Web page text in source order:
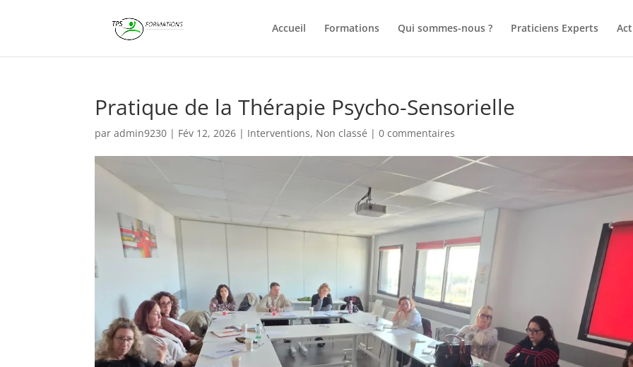
Accueil Formations Qui sommes-nous ? Praticiens Experts
Pratique de la Thérapie Psycho-Sensorielle
paradmin9230 | Fév 12, 2026 | Interventions, Non classé |0 commentaires